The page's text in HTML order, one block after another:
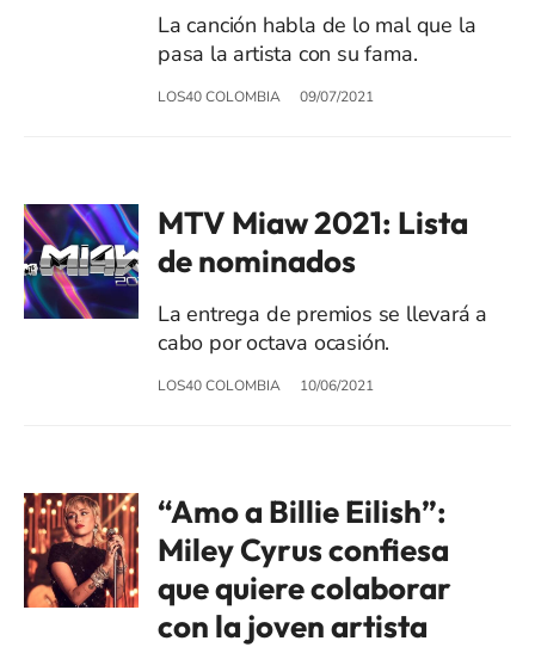
La canción habla de lo mal que la
pasa la artista con su fama.
LOS40 COLOMBIA 09/07/2021
MTV Miaw 2021: Lista
de nominados
La entrega de premios se llevará a
cabo por octava ocasión.
LOS40 COLOMBIA 10/06/2021
“Amo a Billie Eilish”:
Miley Cyrus confiesa
que quiere colaborar
con la joven artista